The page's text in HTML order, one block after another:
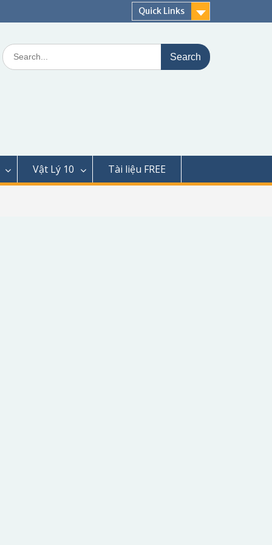
Quick Links
Search
for:
Vật Lý 10 Tài liệu FREE